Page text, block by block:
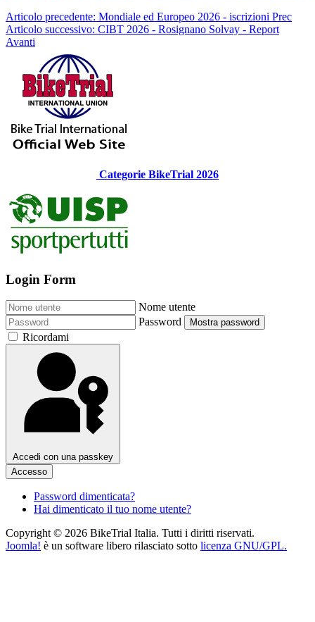
Articolo precedente: Mondiale ed Europeo 2026 - iscrizioni Prec
Articolo successivo: CIBT 2026 - Rosignano Solvay - Report
Avanti
Categorie BikeTrial 2026
Login Form
Nome utente
Password
Mostra password
Ricordami
Accedi con una passkey
Accesso
Password dimenticata?
Hai dimenticato il tuo nome utente?
Copyright © 2026 BikeTrial Italia. Tutti i diritti riservati.
Joomla! è un software libero rilasciato sotto licenza GNU/GPL.